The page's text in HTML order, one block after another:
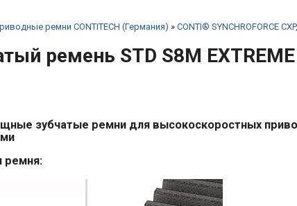
ремни CONTITECH (Германия) » CONTI® SYNCHROFORCE
ремень STD S8M EXTREME
зубчатые ремни для высокоскоростных
ремня: